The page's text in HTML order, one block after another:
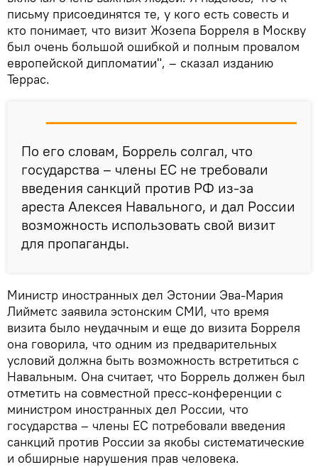
письму присоединятся те, у кого есть совесть и
кто понимает, что визит Жозепа Борреля в Москву
был очень большой ошибкой и полным провалом
европейской дипломатии", – сказал изданию
Террас.
По его словам, Боррель солгал, что
государства – члены ЕС не требовали
введения санкций против РФ из-за
ареста Алексея Навального, и дал России
возможность использовать свой визит
для пропаганды.
Министр иностранных дел Эстонии Эва-Мария
Лийметс заявила эстонским СМИ, что время
визита было неудачным и еще до визита Борреля
она говорила, что одним из предварительных
условий должна быть возможность встретиться с
Навальным. Она считает, что Боррель должен был
отметить на совместной пресс-конференции с
министром иностранных дел России, что
государства – члены ЕС потребовали введения
санкций против России за якобы систематические
и обширные нарушения прав человека.